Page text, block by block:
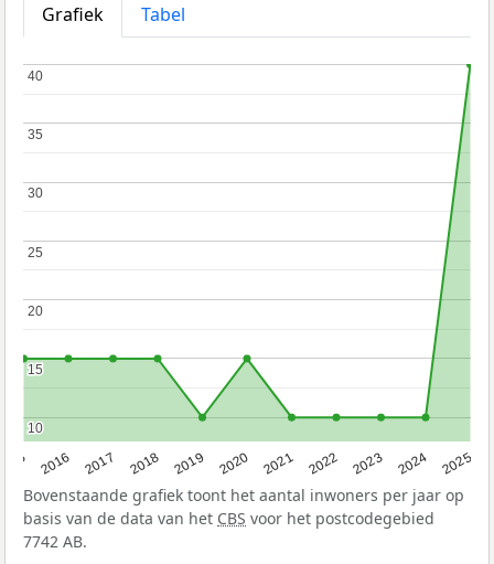
Grafiek
Tabel
2016 2017 2018 2019 2020 2021 2022 2023 2024 2025
10
10
15
15
20
20
25
25
30
30
35
35
40
40
Bovenstaande grafiek toont het aantal inwoners per jaar op
basis van de data van het CBS voor het postcodegebied
7742 AB.